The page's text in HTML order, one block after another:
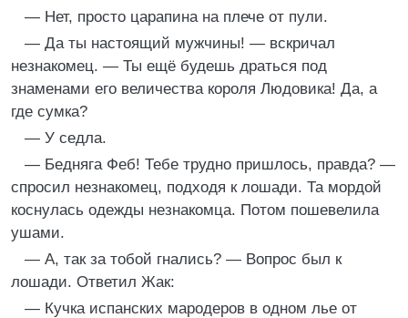
— Нет, просто царапина на плече от пули.
— Да ты настоящий мужчины! — вскричал
незнакомец. — Ты ещё будешь драться под
знаменами его величества короля Людовика! Да, а
где сумка?
— У седла.
— Бедняга Феб! Тебе трудно пришлось, правда? —
спросил незнакомец, подходя к лошади. Та мордой
коснулась одежды незнакомца. Потом пошевелила
ушами.
— А, так за тобой гнались? — Вопрос был к
лошади. Ответил Жак:
— Кучка испанских мародеров в одном лье от